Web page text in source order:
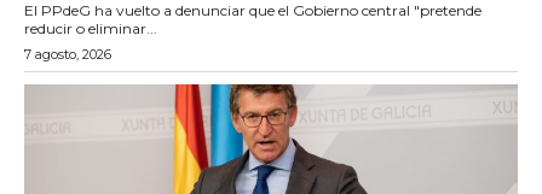
El PPdeG ha vuelto a denunciar que el Gobierno central "pretende
reducir o eliminar...
7 agosto, 2026